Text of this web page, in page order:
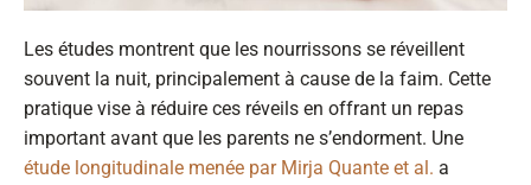
Les études montrent que les nourrissons se réveillent
souvent la nuit, principalement à cause de la faim. Cette
pratique vise à réduire ces réveils en offrant un repas
important avant que les parents ne s’endorment. Une
étude longitudinale menée par Mirja Quante et al. a